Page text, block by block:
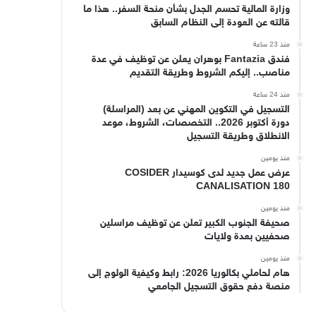
وزارة المالية تحسم الجدل بشأن منحة السفر.. هذا ما
قالته عن العودة إلى النظام السابق
منذ 23 ساعة
فندق Fantazia بوهران يعلن عن توظيف في عدة
مناصب.. إليكم الشروط وطريقة التقديم
منذ 24 ساعة
التسجيل في التكوين المهني عن بعد (المراسلة)
دورة أكتوبر 2026.. التخصصات، الشروط، موعد
الانطلاق وطريقة التسجيل
منذ يومين
عرض عمل جديد لدى كوسيدار COSIDER
CANALISATION 180
منذ يومين
صحيفة الجنوب الكبير تعلن عن توظيف مراسلين
صحفيين بعدة ولايات
منذ يومين
هام لحاملي بكالوريا 2026: رابط وكيفية الولوج إلى
منصة دفع حقوق التسجيل الجامعي